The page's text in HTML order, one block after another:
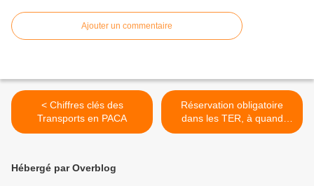
Ajouter un commentaire
< Chiffres clés des
Transports en PACA
Réservation obligatoire
dans les TER, à quand
notre tour en PACA ? >
Hébergé par Overblog